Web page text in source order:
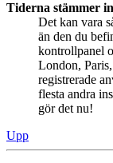
Tiderna stämmer
Det kan vara
än den du
kontrollpanel
London,
registrerade
flesta andra
gör det nu!
Upp